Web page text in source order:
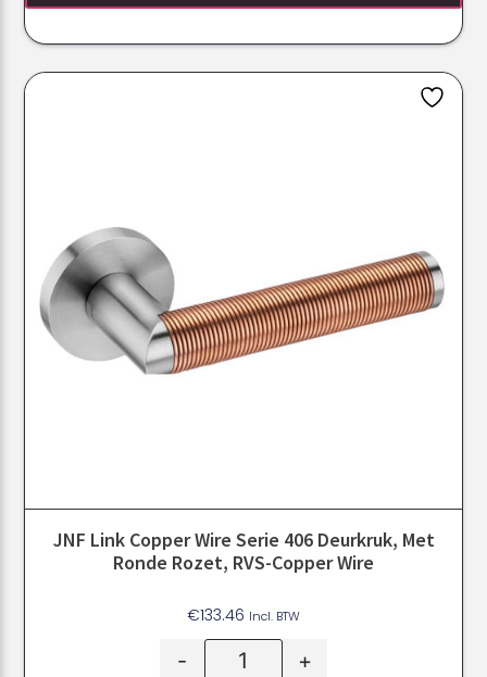
JNF Link Copper Wire Serie 406 Deurkruk, Met
Ronde Rozet, RVS-Copper Wire
€133.46 Incl. BTW
- +